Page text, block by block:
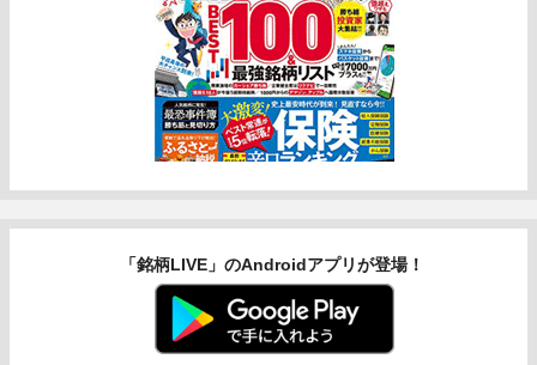
「銘柄LIVE」のAndroidアプリが登場！